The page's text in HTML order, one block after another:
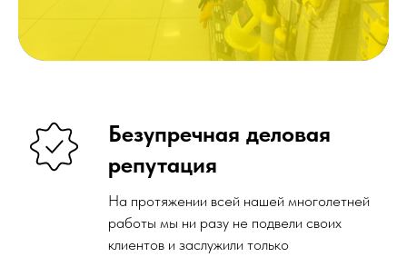
Персональный подход
Мы не просто реализуем сварочную и
товаров в зависимости от решения
конкретных задач.
Новые поступления
Всегда новые поступления товара на
склад магазина, что позволяет нам быть в
тренде технологий и новшеств!